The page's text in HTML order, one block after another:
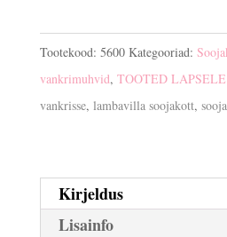
Tootekood: 5600 Kategooriad:
vankrimuhvid, TOOTED LAPSELE
vankrisse, lambavilla soojakott,
Kirjeldus
Lisainfo